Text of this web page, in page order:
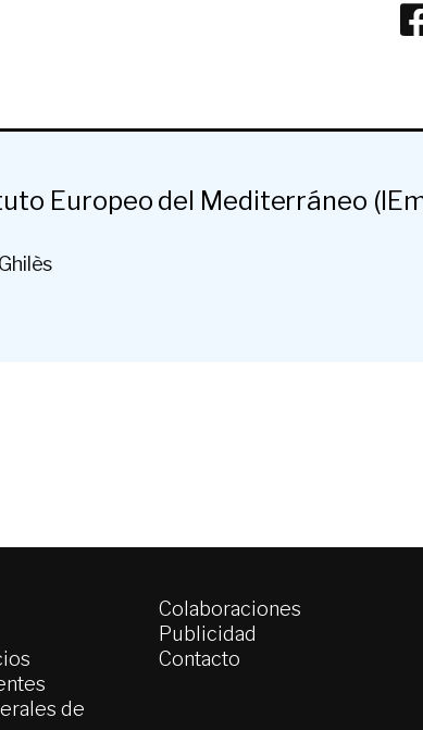
Europeo del Mediterráneo
de
Colaboraciones
Publicidad
Contacto